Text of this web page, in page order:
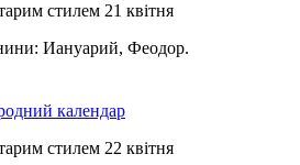
стилем 21 квітня
Иануарий, Феодор.
календар
стилем 22 квітня